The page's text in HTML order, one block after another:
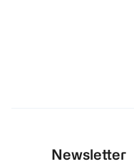
Newsletter